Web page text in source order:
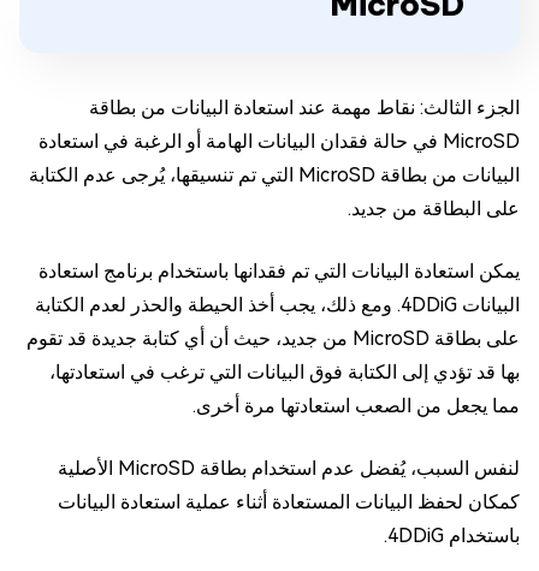
الجزء الثالث: نقاط مهمة عند استعادة البيانات من بطاقة
MicroSD في حالة فقدان البيانات الهامة أو الرغبة في استعادة
البيانات من بطاقة MicroSD التي تم تنسيقها، يُرجى عدم الكتابة
على البطاقة من جديد.
يمكن استعادة البيانات التي تم فقدانها باستخدام برنامج استعادة
البيانات 4DDiG. ومع ذلك، يجب أخذ الحيطة والحذر لعدم الكتابة
على بطاقة MicroSD من جديد، حيث أن أي كتابة جديدة قد تقوم
بها قد تؤدي إلى الكتابة فوق البيانات التي ترغب في استعادتها،
مما يجعل من الصعب استعادتها مرة أخرى.
لنفس السبب، يُفضل عدم استخدام بطاقة MicroSD الأصلية
كمكان لحفظ البيانات المستعادة أثناء عملية استعادة البيانات
باستخدام 4DDiG.